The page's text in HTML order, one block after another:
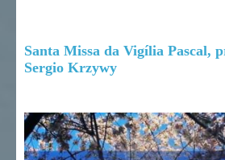
Santa Missa da Vigília Pascal,
Sergio Krzywy